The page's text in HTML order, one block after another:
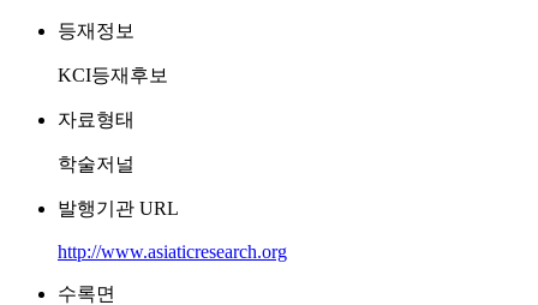
등재정보
KCI등재후보
자료형태
학술저널
발행기관 URL
http://www.asiaticresearch.org
수록면